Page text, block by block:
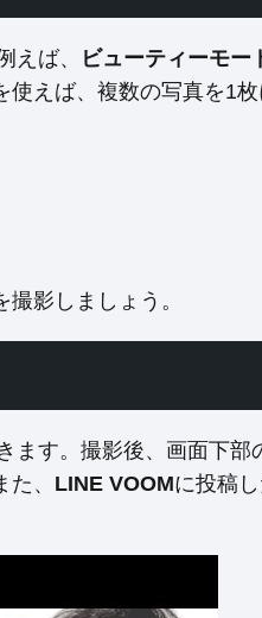
えば、 ビューティーモー
使えば、複数の写真を1
影しましょう。
ます。撮影後、画面下部
、 LINE VOOMに投稿し